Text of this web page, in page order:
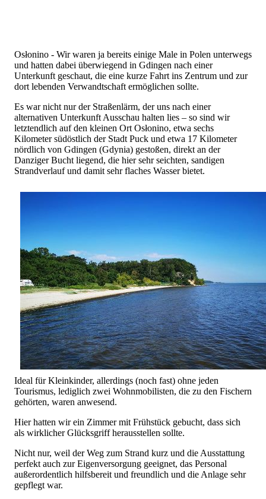
Osłonino - Wir waren ja bereits einige Male in Polen unterwegs
und hatten dabei überwiegend in Gdingen nach einer
Unterkunft geschaut, die eine kurze Fahrt ins Zentrum und zur
dort lebenden Verwandtschaft ermöglichen sollte.
Es war nicht nur der Straßenlärm, der uns nach einer
alternativen Unterkunft Ausschau halten lies – so sind wir
letztendlich auf den kleinen Ort Osłonino, etwa sechs
Kilometer südöstlich der Stadt Puck und etwa 17 Kilometer
nördlich von Gdingen (Gdynia) gestoßen, direkt an der
Danziger Bucht liegend, die hier sehr seichten, sandigen
Strandverlauf und damit sehr flaches Wasser bietet.
Ideal für Kleinkinder, allerdings (noch fast) ohne jeden
Tourismus, lediglich zwei Wohnmobilisten, die zu den Fischern
gehörten, waren anwesend.
Hier hatten wir ein Zimmer mit Frühstück gebucht, dass sich
als wirklicher Glücksgriff herausstellen sollte.
Nicht nur, weil der Weg zum Strand kurz und die Ausstattung
perfekt auch zur Eigenversorgung geeignet, das Personal
außerordentlich hilfsbereit und freundlich und die Anlage sehr
gepflegt war.